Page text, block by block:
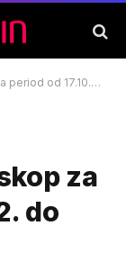
do 23.10.2022.
za
do